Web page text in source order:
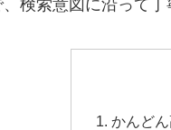
検索意図に沿って丁
かんど